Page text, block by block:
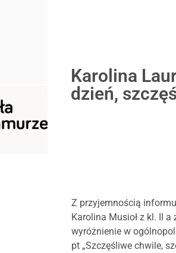
Karolina
dzień,
Z przyjemnością
Karolina Musioł z kl. II a
wyróżnienie w
pt „Szczęśliwe chwile,